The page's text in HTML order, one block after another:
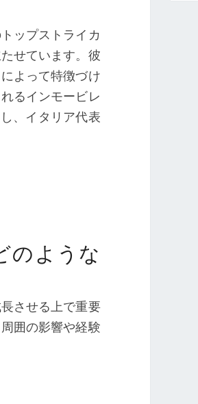
ップストライカ
せています。彼
よって特徴づけ
るインモービレ
、イタリア代表
のような
させる上で重要
囲の影響や経験